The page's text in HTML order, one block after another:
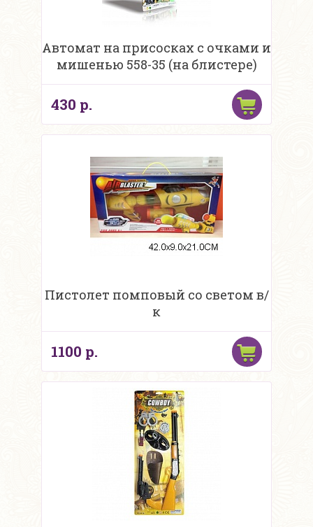
Автомат на присосках с очками и
мишенью 558-35 (на блистере)
430 р.
Пистолет помповый со светом в/
к
1100 р.